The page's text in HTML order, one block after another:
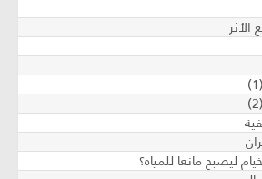
الأثر
ليصبح مانعا للمياه؟